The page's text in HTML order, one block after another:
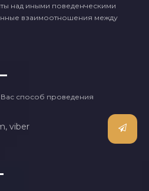
над иными поведенческими
взаимоотношения между
способ проведения
viber